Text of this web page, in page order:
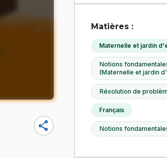
share
Matières :
Maternelle et jardin
Notions
(Maternelle et jardin
Résolution de
Français
Notions